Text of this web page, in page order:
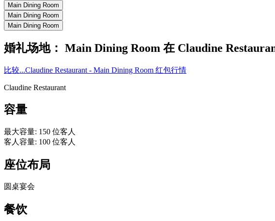
Main Dining Room
Main Dining Room
Main Dining Room
婚礼场地： Main Dining Room 在 Claudine
比较...Claudine Restaurant - Main Dining Room 红包行情
Claudine Restaurant
容量
最大容量: 150 位客人
客人容量: 100 位客人
座位布局
圆桌宴会
餐饮